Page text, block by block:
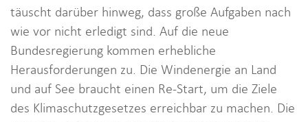
täuscht darüber hinweg, dass große Aufgaben nach
wie vor nicht erledigt sind. Auf die neue
Bundesregierung kommen erhebliche
Herausforderungen zu. Die Windenergie an Land
und auf See braucht einen Re-Start, um die Ziele
des Klimaschutzgesetzes erreichbar zu machen. Die